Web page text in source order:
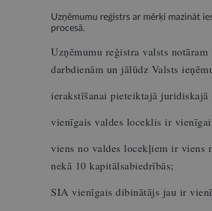
Uzņēmumu reģistrs ar mērķi mazināt
procesā.
Uzņēmumu reģistra valsts
darbdienām un jālūdz Valsts
ierakstīšanai pieteiktajā
vienīgais valdes loceklis ir
viens no valdes locekļiem ir viens
nekā 10 kapitālsabiedrībās;
SIA vienīgais dibinātājs jau ir